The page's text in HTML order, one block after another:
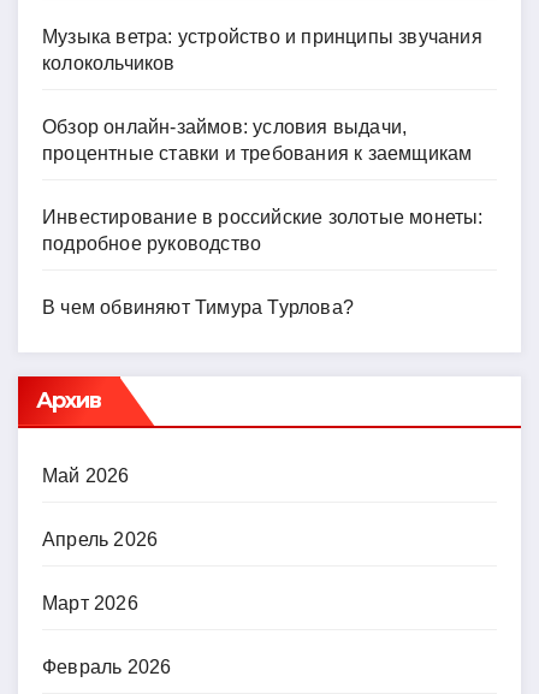
Музыка ветра: устройство и принципы звучания
колокольчиков
Обзор онлайн-займов: условия выдачи,
процентные ставки и требования к заемщикам
Инвестирование в российские золотые монеты:
подробное руководство
В чем обвиняют Тимура Турлова?
Архив
Май 2026
Апрель 2026
Март 2026
Февраль 2026